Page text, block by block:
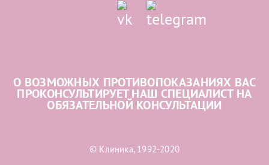
О ВОЗМОЖНЫХ ПРОТИВОПОКАЗАНИЯХ ВАС
ПРОКОНСУЛЬТИРУЕТ НАШ СПЕЦИАЛИСТ НА
ОБЯЗАТЕЛЬНОЙ КОНСУЛЬТАЦИИ
© Клиника, 1992-2020